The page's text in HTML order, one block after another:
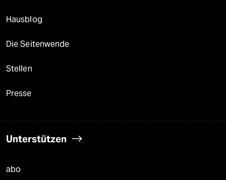
Hausblog
Die Seitenwende
Stellen
Presse
Unterstützen
abo